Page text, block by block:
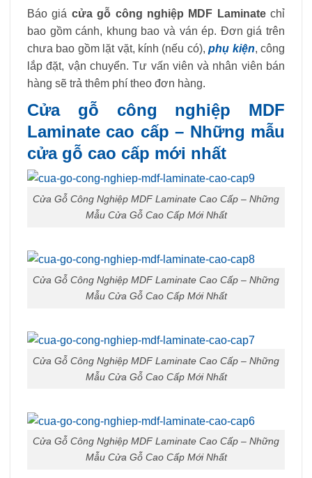
Báo giá cửa gỗ công nghiệp MDF Laminatechỉ
bao gồm cánh, khung bao và ván ép. Đơn giá trên
chưa bao gồm lặt vặt, kính (nếu có),phụ kiện, công
lắp đặt, vận chuyển. Tư vấn viên và nhân viên bán
hàng sẽ trả thêm phí theo đơn hàng.
Cửa gỗ công nghiệp MDF
Laminate cao cấp – Những mẫu
cửa gỗ cao cấp mới nhất
Cửa Gỗ Công Nghiệp MDF Laminate Cao Cấp – Những
Mẫu Cửa Gỗ Cao Cấp Mới Nhất
Cửa Gỗ Công Nghiệp MDF Laminate Cao Cấp – Những
Mẫu Cửa Gỗ Cao Cấp Mới Nhất
Cửa Gỗ Công Nghiệp MDF Laminate Cao Cấp – Những
Mẫu Cửa Gỗ Cao Cấp Mới Nhất
Cửa Gỗ Công Nghiệp MDF Laminate Cao Cấp – Những
Mẫu Cửa Gỗ Cao Cấp Mới Nhất